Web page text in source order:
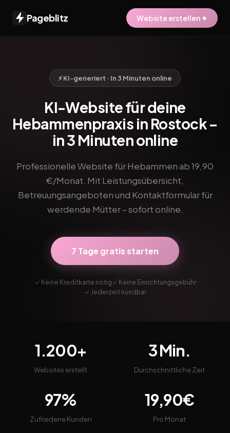
Pageblitz Website erstellen ✦
⚡ KI-generiert · In 3 Minuten online
KI-Website für deine
Hebammenpraxis in Rostock –
in 3 Minuten online
Professionelle Website für Hebammen ab 19,90
€/Monat. Mit Leistungsübersicht,
Betreuungsangeboten und Kontaktformular für
werdende Mütter – sofort online.
7 Tage gratis starten
✓ Keine Kreditkarte nötig✓ Keine Einrichtungsgebühr
✓ Jederzeit kündbar
1.200+
Websites erstellt
3 Min.
Durchschnittliche Zeit
97%
Zufriedene Kunden
19,90€
Pro Monat